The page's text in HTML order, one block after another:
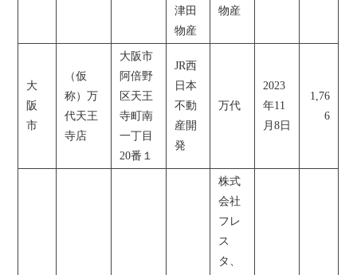
津田
物産
物産
大
阪
市
（仮
称）万
代天王
寺店
大阪市
阿倍野
区天王
寺町南
一丁目
20番１
JR西
日本
不動
産開
発
万代
2023
年11
月8日
1,76
6
株式
会社
フレ
ス
タ、